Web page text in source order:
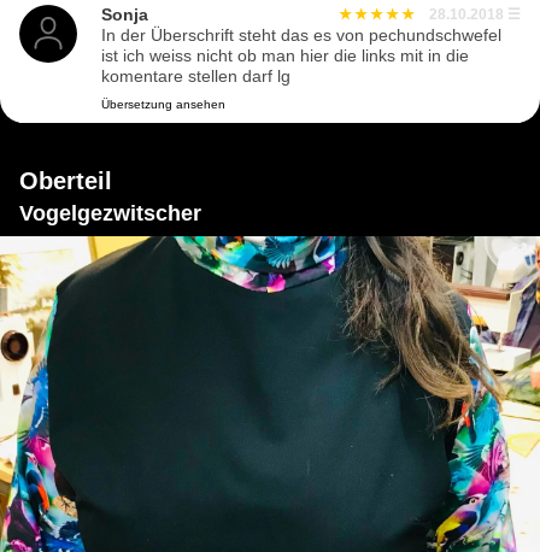
Sonja 28.10.2018 ☰
In der Überschrift steht das es von pechundschwefel
ist ich weiss nicht ob man hier die links mit in die
komentare stellen darf lg
Übersetzung ansehen
Oberteil
Vogelgezwitscher